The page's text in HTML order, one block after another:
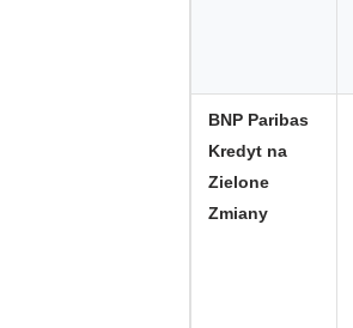
BNP Paribas
Kredyt na
Zielone
Zmiany